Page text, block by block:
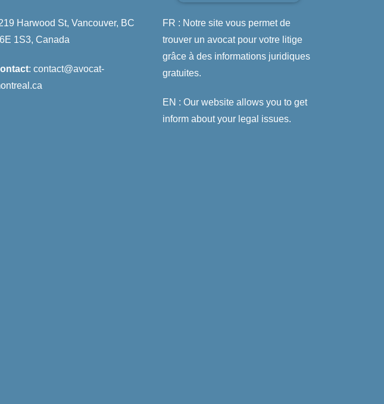
Harwood St, Vancouver, BC
1S3, Canada
: contact@avocat-
FR : Notre site vous permet de
trouver un avocat pour votre litige
grâce à des informations juridiques
gratuites.
EN : Our website allows you to get
inform about your legal issues.